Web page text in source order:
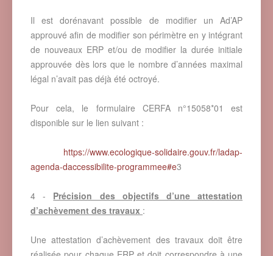
Il est dorénavant possible de modifier un Ad’AP
approuvé afin de modifier son périmètre en y intégrant
de nouveaux ERP et/ou de modifier la durée initiale
approuvée dès lors que le nombre d’années maximal
légal n’avait pas déjà été octroyé.
Pour cela, le formulaire CERFA n°15058*01 est
disponible sur le lien suivant :
https://www.ecologique-solidaire.gouv.fr/ladap-
agenda-daccessibilite-programmee#e3
4 - Précision des objectifs d’une attestation
d’achèvement des travaux :
Une attestation d’achèvement des travaux doit être